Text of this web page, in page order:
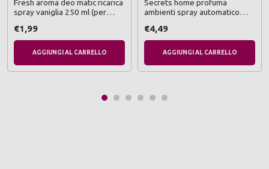
Fresh aroma deo matic ricarica
spray vaniglia 250 ml (per
€1,99
AGGIUNGI AL CARRELLO
Secrets home profuma
ambienti spray automatico
fresh
€4,49
AGGIUNGI AL CARRELLO